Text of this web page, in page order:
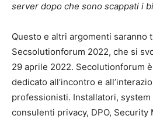
server dopo che sono scappati i
Questo e altri argomenti saranno
Secsolutionforum 2022, che si
29 aprile 2022. Secolutionforum
dedicato all’incontro e
professionisti. Installatori,
consulenti privacy, DPO, Security